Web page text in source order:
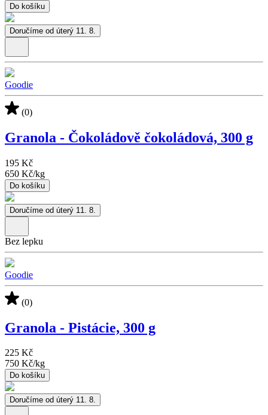
Do košíku
Doručíme od úterý 11. 8.
Goodie
(0)
Granola - Čokoládově čokoládová, 300 g
195 Kč
650 Kč/kg
Do košíku
Doručíme od úterý 11. 8.
Bez lepku
Goodie
(0)
Granola - Pistácie, 300 g
225 Kč
750 Kč/kg
Do košíku
Doručíme od úterý 11. 8.